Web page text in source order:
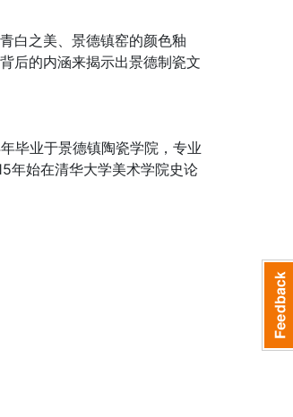
白之美、景德镇窑的颜色釉
后的内涵来揭示出景德制瓷文
毕业于景德镇陶瓷学院，专业
年始在清华大学美术学院史论